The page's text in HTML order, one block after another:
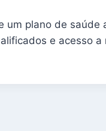
um plano de saúde
e acesso